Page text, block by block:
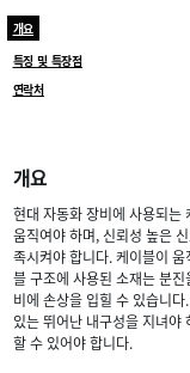
개요
특징 및 특장점
연락처
개요
현대 자동화 장비에 사용되는
움직여야 하며, 신뢰성 높은
족시켜야 합니다. 케이블이
블 구조에 사용된 소재는 분
비에 손상을 입힐 수 있습니
있는 뛰어난 내구성을 지녀야
할 수 있어야 합니다.